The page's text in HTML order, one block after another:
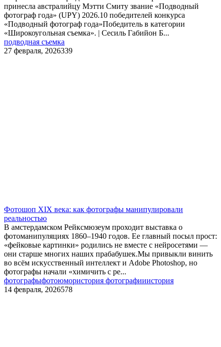
принесла австралийцу Мэтти Смиту звание «Подводный
фотограф года» (UPY) 2026.10 победителей конкурса
«Подводный фотограф года»Победитель в категории
«Широкоугольная съемка». | Сесиль Габийон Б...
подводная съемка
27 февраля, 2026339
Фотошоп XIX века: как фотографы манипулировали
реальностью
В амстердамском Рейксмюзеум проходит выставка о
фотоманипуляциях 1860–1940 годов. Ее главный посыл прост:
«фейковые картинки» родились не вместе с нейросетями —
они старше многих наших прабабушек.Мы привыкли винить
во всём искусственный интеллект и Adobe Photoshop, но
фотографы начали «химичить с ре...
фотографыфотоюмористория фотографииистория
14 февраля, 2026578